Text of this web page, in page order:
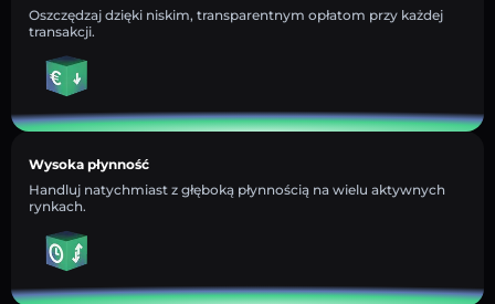
Oszczędzaj dzięki niskim, transparentnym opłatom przy każdej
transakcji.
Wysoka płynność
Handluj natychmiast z głęboką płynnością na wielu aktywnych
rynkach.